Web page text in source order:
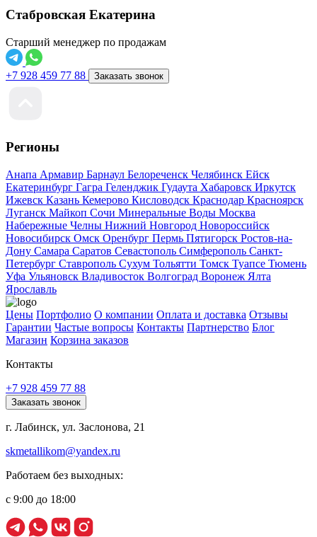
Стабровская Екатерина
Старший менеджер по продажам
+7 928 459 77 88 Заказать звонок
Регионы
Анапа Армавир Барнаул Белореченск Челябинск Ейск
Екатеринбург Гагра Геленджик Гудаута Хабаровск Иркутск
Ижевск Казань Кемерово Кисловодск Краснодар Красноярск
Луганск Майкоп Сочи Минеральные Воды Москва
Набережные Челны Нижний Новгород Новороссийск
Новосибирск Омск Оренбург Пермь Пятигорск Ростов-на-
Дону Самара Саратов Севастополь Симферополь Санкт-
Петербург Ставрополь Сухум Тольятти Томск Туапсе Тюмень
Уфа Ульяновск Владивосток Волгоград Воронеж Ялта
Ярославль
Цены Портфолио О компании Оплата и доставка Отзывы
Гарантии Частые вопросы Контакты Партнерство Блог
Магазин Корзина заказов
Контакты
+7 928 459 77 88
Заказать звонок
г. Лабинск, ул. Заслонова, 21
skmetallikom@yandex.ru
Работаем без выходных:
с 9:00 до 18:00